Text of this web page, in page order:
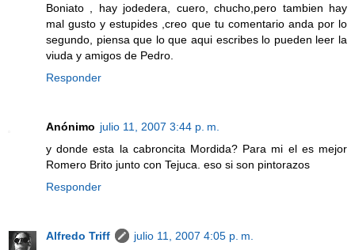
Boniato , hay jodedera, cuero, chucho,pero tambien hay
mal gusto y estupides ,creo que tu comentario anda por lo
segundo, piensa que lo que aqui escribes lo pueden leer la
viuda y amigos de Pedro.
Responder
Anónimo julio 11, 2007 3:44 p. m.
y donde esta la cabroncita Mordida? Para mi el es mejor
Romero Brito junto con Tejuca. eso si son pintorazos
Responder
Alfredo Triff
julio 11, 2007 4:05 p. m.